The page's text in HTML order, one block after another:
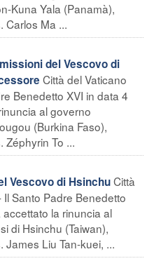
Kuna Yala (Panamà),
Carlos Ma ...
del Vescovo di
Città del Vaticano
Benedetto XVI in data 4
al governo
(Burkina Faso),
Zéphyrin To ...
Vescovo di HsinchuCittà
Santo Padre Benedetto
la rinuncia al
di Hsinchu (Taiwan),
Liu Tan-kuei, ...